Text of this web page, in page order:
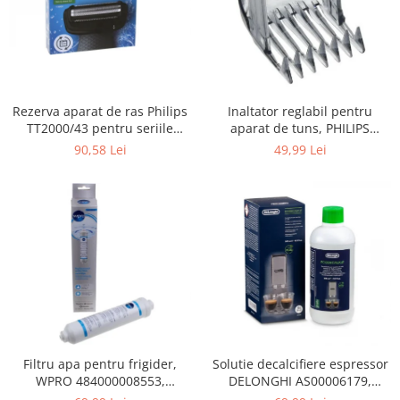
Gaming, Carti & Birotica
Birotica & Papetarie
Accesorii aparate de ras electrice
Accesorii aparate hair styling
Aparate & Accesorii ingrijire
Aparate cosmetice
Articole Sanatate si Wellness
Consumabile sanitare
Cosmetice si produse ingrijire
personala
Igiena dentara
Jucarii, Copii & Bebe
Camera copilului
Hrana bebelusi
Rezerva aparat de ras Philips
TT2000/43 pentru seriile
Bodygroom 3000/5000/7000 si
90,58 Lei
Inaltator reglabil pentru
aparat de tuns, PHILIPS
422203633281, 3-15 mm,
49,99 Lei
Filtru apa pentru frigider,
WPRO 484000008553,
Solutie decalcifiere espressor
DELONGHI AS00006179,